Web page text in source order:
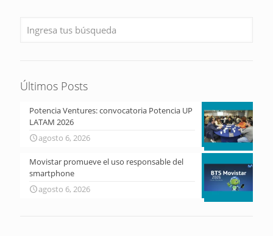
Últimos Posts
Potencia Ventures: convocatoria Potencia UP
LATAM 2026
agosto 6, 2026
Movistar promueve el uso responsable del
smartphone
agosto 6, 2026